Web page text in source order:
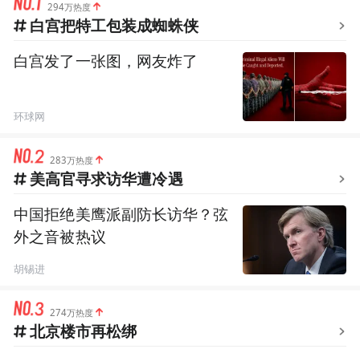
294万热度
白宫把特工包装成蜘蛛侠
白宫发了一张图，网友炸了
环球网
283万热度
美高官寻求访华遭冷遇
中国拒绝美鹰派副防长访华？弦
外之音被热议
胡锡进
274万热度
北京楼市再松绑